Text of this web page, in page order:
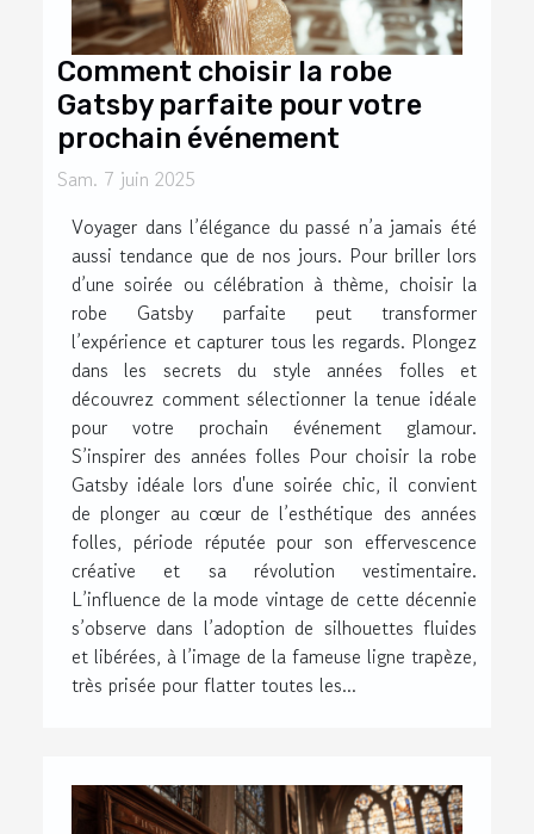
Comment choisir la robe
Gatsby parfaite pour votre
prochain événement
Sam. 7 juin 2025
Voyager dans l’élégance du passé n’a jamais été
aussi tendance que de nos jours. Pour briller lors
d’une soirée ou célébration à thème, choisir la
robe Gatsby parfaite peut transformer
l’expérience et capturer tous les regards. Plongez
dans les secrets du style années folles et
découvrez comment sélectionner la tenue idéale
pour votre prochain événement glamour.
S’inspirer des années folles Pour choisir la robe
Gatsby idéale lors d'une soirée chic, il convient
de plonger au cœur de l’esthétique des années
folles, période réputée pour son effervescence
créative et sa révolution vestimentaire.
L’influence de la mode vintage de cette décennie
s’observe dans l’adoption de silhouettes fluides
et libérées, à l’image de la fameuse ligne trapèze,
très prisée pour flatter toutes les...